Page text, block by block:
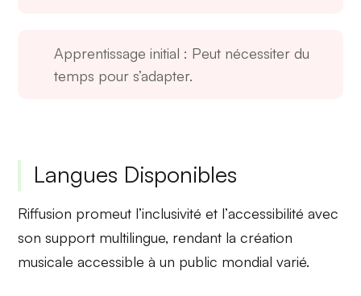
Apprentissage initial : Peut nécessiter du
temps pour s’adapter.
Langues Disponibles
Riffusion promeut l’inclusivité et l’accessibilité avec
son support multilingue, rendant la création
musicale accessible à un public mondial varié.